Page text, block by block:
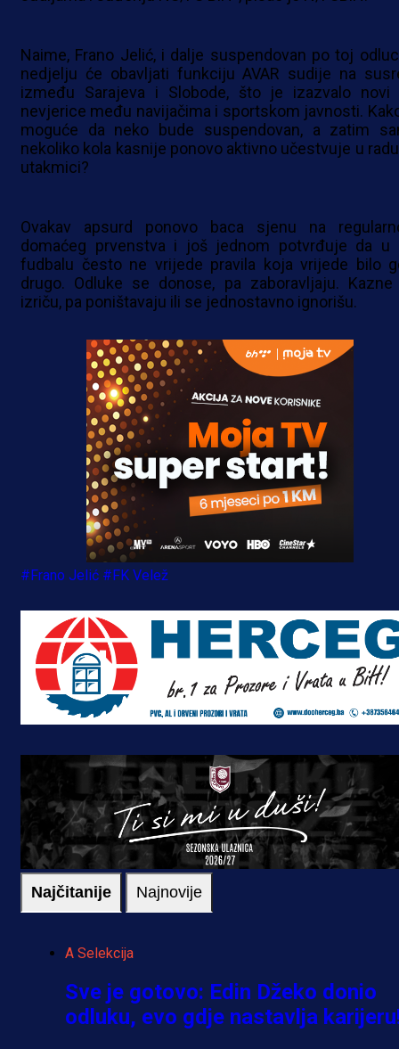
Naime, Frano Jelić, i dalje suspendovan po toj
nedjelju će obavljati funkciju AVAR sudije na
između Sarajeva i Slobode, što je izazvalo novi
nevjerice među navijačima i sportskom javnosti.
moguće da neko bude suspendovan, a zatim
nekoliko kola kasnije ponovo aktivno učestvuje u
utakmici?
Ovakav apsurd ponovo baca sjenu na
domaćeg prvenstva i još jednom potvrđuje da u
fudbalu često ne vrijede pravila koja vrijede bilo
drugo. Odluke se donose, pa zaboravljaju.
izriču, pa poništavaju ili se jednostavno ignorišu.
#Frano Jelić #FK Velež
Najčitanije Najnovije
A Selekcija
Sve je gotovo: Edin Džeko donio
odluku, evo gdje nastavlja